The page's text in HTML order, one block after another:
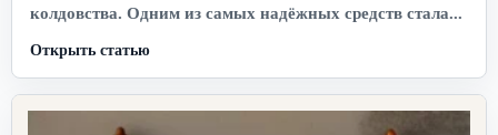
колдовства. Одним из самых надёжных средств стала...
Открыть статью